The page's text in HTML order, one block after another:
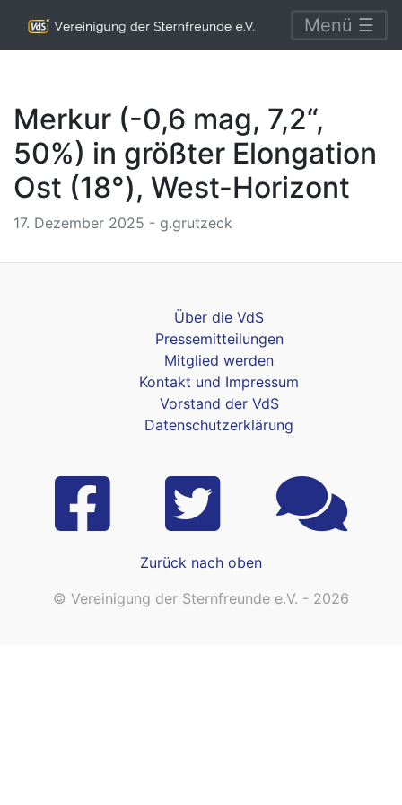
Menü ☰
Merkur (-0,6 mag, 7,2“,
50%) in größter Elongation
Ost (18°), West-Horizont
17. Dezember 2025 - g.grutzeck
Über die VdS
Pressemitteilungen
Mitglied werden
Kontakt und Impressum
Vorstand der VdS
Datenschutzerklärung
Zurück nach oben
© Vereinigung der Sternfreunde e.V. - 2026